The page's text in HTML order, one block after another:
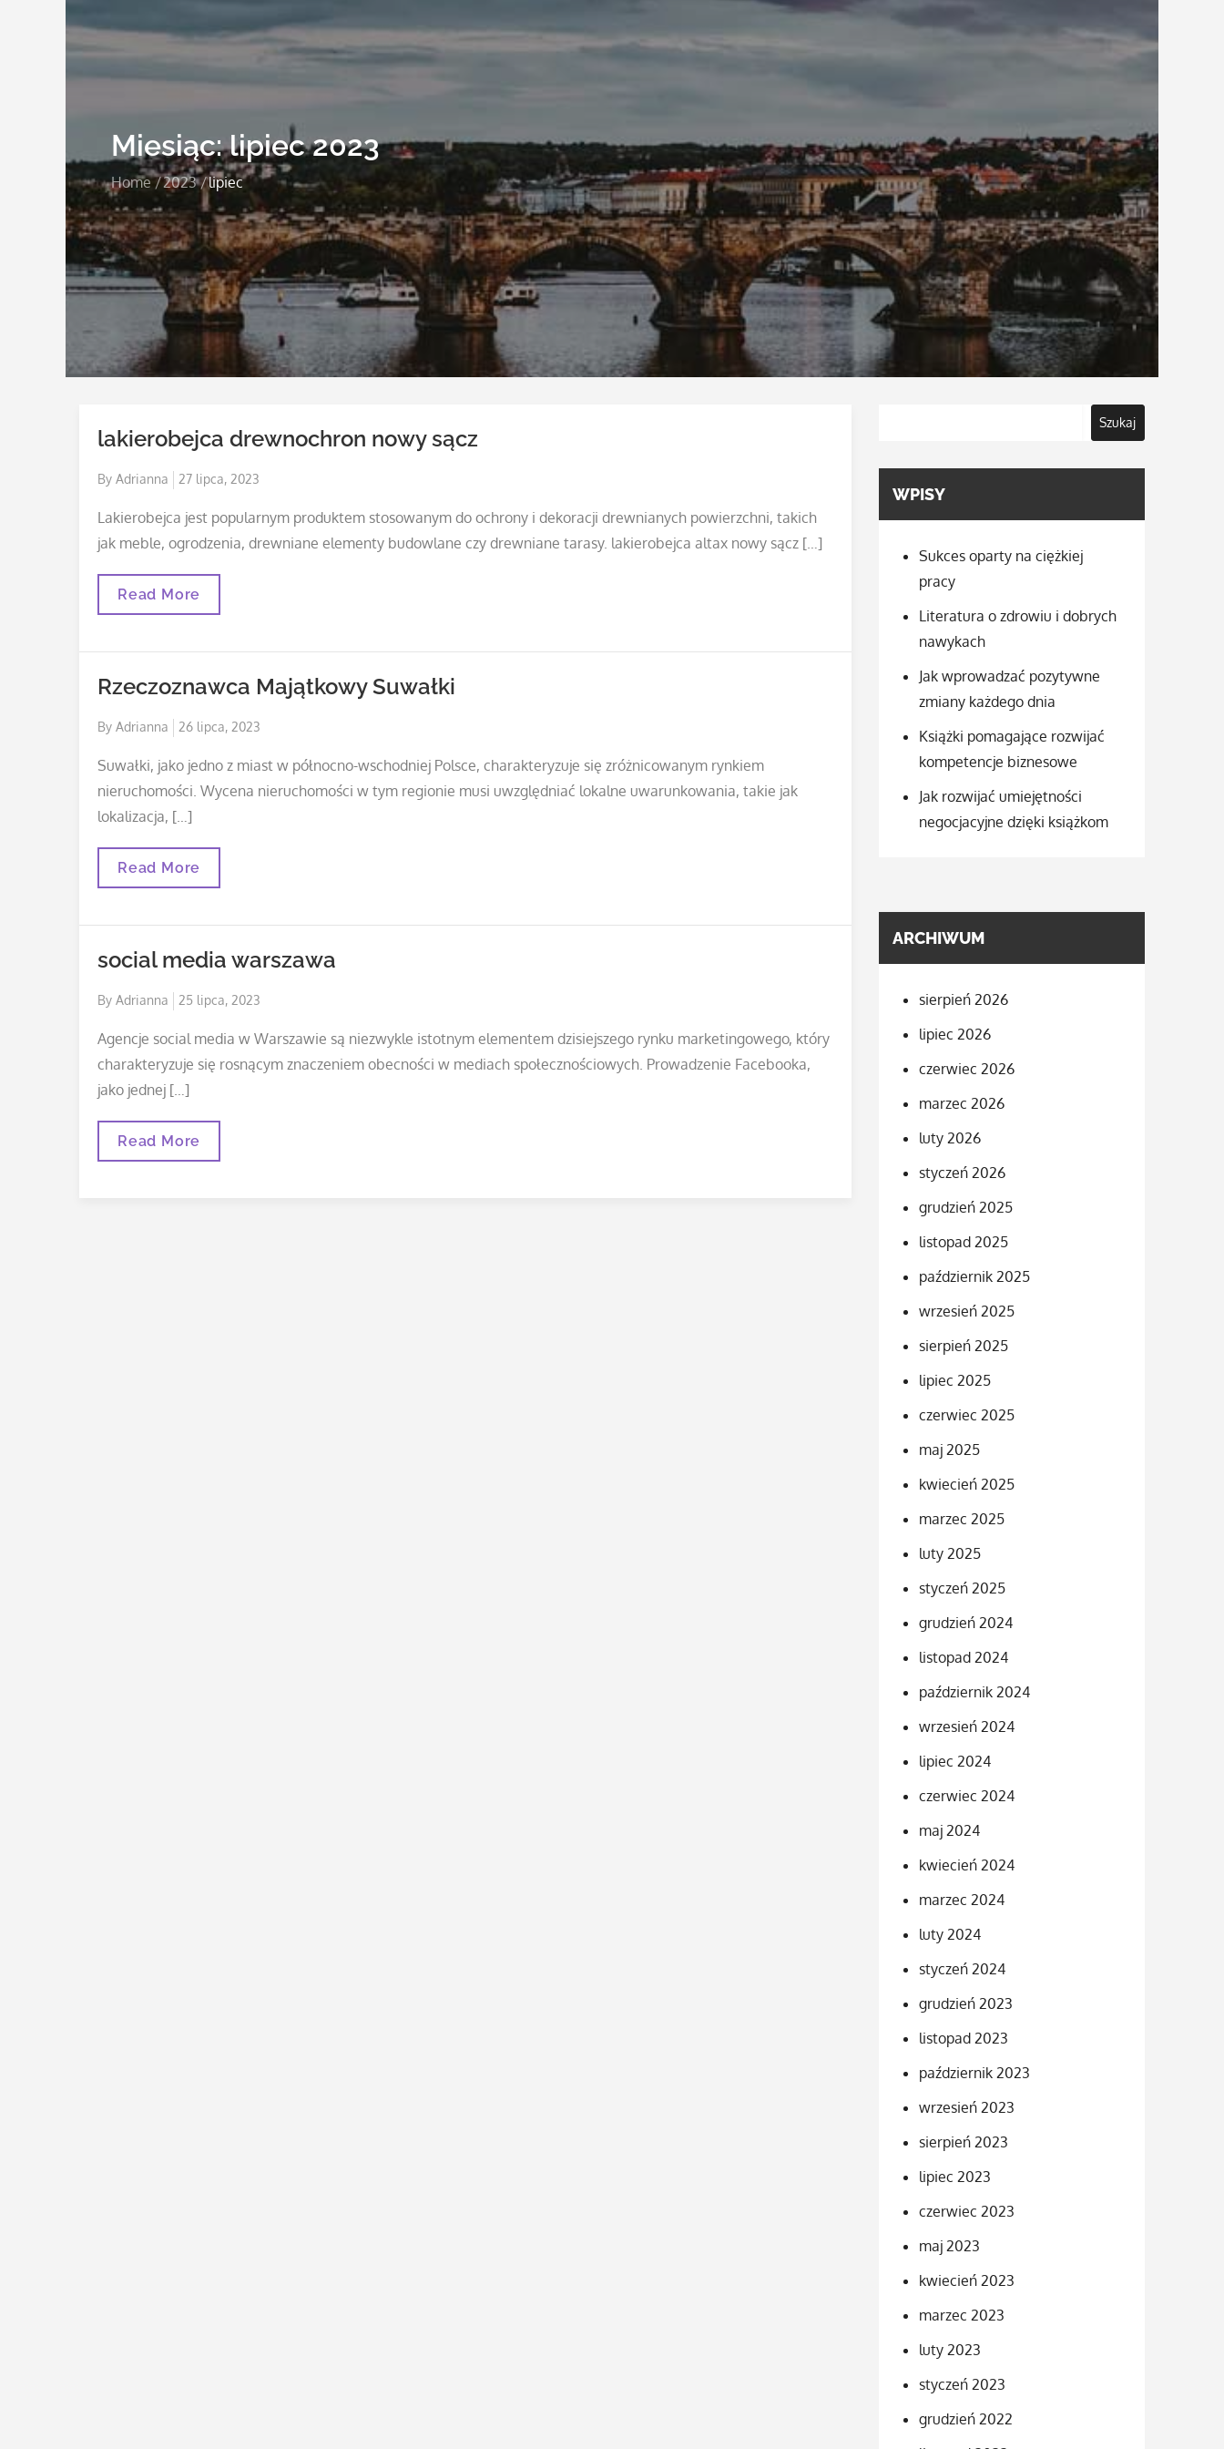
Miesiąc:lipiec 2023
Home 2023 lipiec
lakierobejca drewnochron nowy sącz
By Adrianna
Posted
27 lipca, 2023
Lakierobejca jest popularnym produktem stosowanym do ochrony i dekoracji drewnianych powierzchni, takich
jak meble, ogrodzenia, drewniane elementy budowlane czy drewniane tarasy. lakierobejca altax nowy sącz […]
Lakierobejca
Read More
Rzeczoznawca Majątkowy Suwałki
By Adrianna
Posted
26 lipca, 2023
Suwałki, jako jedno z miast w północno-wschodniej Polsce, charakteryzuje się zróżnicowanym rynkiem
nieruchomości. Wycena nieruchomości w tym regionie musi uwzględniać lokalne uwarunkowania, takie jak
lokalizacja, […]
Rzeczoznawca
Read More
social media warszawa
By Adrianna
Posted
25 lipca, 2023
Agencje social media w Warszawie są niezwykle istotnym elementem dzisiejszego rynku marketingowego, który
charakteryzuje się rosnącym znaczeniem obecności w mediach społecznościowych. Prowadzenie Facebooka,
jako jednej […]
Social
Read More
Szukaj
WPISY
Sukces oparty na ciężkiej
pracy
Literatura o zdrowiu i dobrych
nawykach
Jak wprowadzać pozytywne
zmiany każdego dnia
Książki pomagające rozwijać
kompetencje biznesowe
Jak rozwijać umiejętności
negocjacyjne dzięki książkom
ARCHIWUM
sierpień 2026
lipiec 2026
czerwiec 2026
marzec 2026
luty 2026
styczeń 2026
grudzień 2025
listopad 2025
październik 2025
wrzesień 2025
sierpień 2025
lipiec 2025
czerwiec 2025
maj 2025
kwiecień 2025
marzec 2025
luty 2025
styczeń 2025
grudzień 2024
listopad 2024
październik 2024
wrzesień 2024
lipiec 2024
czerwiec 2024
maj 2024
kwiecień 2024
marzec 2024
luty 2024
styczeń 2024
grudzień 2023
listopad 2023
październik 2023
wrzesień 2023
sierpień 2023
lipiec 2023
czerwiec 2023
maj 2023
kwiecień 2023
marzec 2023
luty 2023
styczeń 2023
grudzień 2022